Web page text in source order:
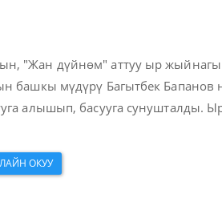
"Жан дүйнөм" аттуу ыр
башкы мүдүрү Багытбек Бапанов
алышып, басууга сунушталды.
ОКУУ